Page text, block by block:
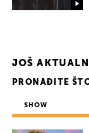
JOŠ
PRONAĐITE
SHOW